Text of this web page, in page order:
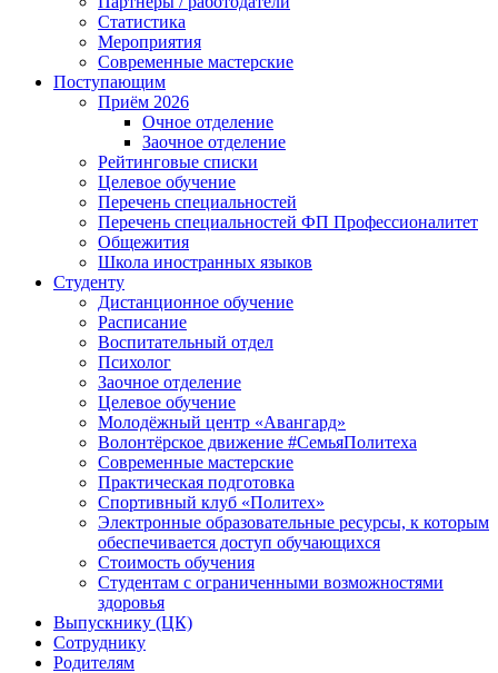
Статистика
Мероприятия
Современные мастерские
Поступающим
Приём 2026
Очное отделение
Заочное отделение
Рейтинговые списки
Целевое обучение
Перечень специальностей
Перечень специальностей ФП Профессионалитет
Общежития
Школа иностранных языков
Студенту
Дистанционное обучение
Расписание
Воспитательный отдел
Психолог
Заочное отделение
Целевое обучение
Молодёжный центр «Авангард»
Волонтёрское движение #СемьяПолитеха
Современные мастерские
Практическая подготовка
Спортивный клуб «Политех»
Электронные образовательные ресурсы, к которым
обеспечивается доступ обучающихся
Стоимость обучения
Студентам с ограниченными возможностями
здоровья
Выпускнику (ЦК)
Сотруднику
Родителям